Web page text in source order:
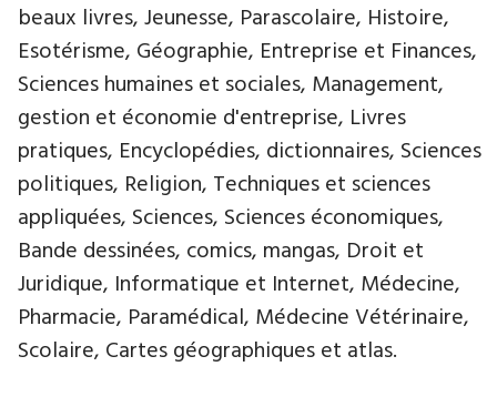
beaux livres, Jeunesse, Parascolaire, Histoire,
Esotérisme, Géographie, Entreprise et Finances,
Sciences humaines et sociales, Management,
gestion et économie d'entreprise, Livres
pratiques, Encyclopédies, dictionnaires, Sciences
politiques, Religion, Techniques et sciences
appliquées, Sciences, Sciences économiques,
Bande dessinées, comics, mangas, Droit et
Juridique, Informatique et Internet, Médecine,
Pharmacie, Paramédical, Médecine Vétérinaire,
Scolaire, Cartes géographiques et atlas.